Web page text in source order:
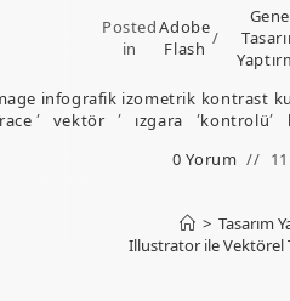
Posted
in
Adobe
Flash /
,infografik
vektör
,izometrik
ızgara
,kontrast
kontrolü,
0 Yorum
> Tasarım
Illustrator ile Vektörel